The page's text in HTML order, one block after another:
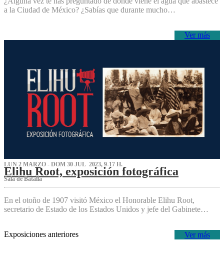
a la Ciudad de México? ¿Sabías que durante mucho…
Ver más
LUN 2 MARZO - DOM 30 JUL 2023, 9-17 H.
Elihu Root, exposición fotográfica
Sala de Batalla
En el otoño de 1907 visitó México el Honorable Elihu Root,
secretario de Estado de los Estados Unidos y jefe del Gabinete…
Ver más
Exposiciones anteriores